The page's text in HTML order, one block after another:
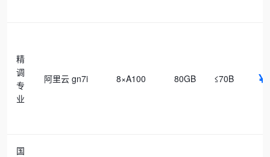
精
调
专
业
阿里云 gn7i 8×A100 80GB ≤70B
国